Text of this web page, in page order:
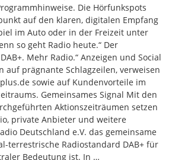
Die Hörfunkspots
auf den klaren, digitalen Empfang
im Auto oder in der Freizeit unter
so geht Radio heute.“ Der
Mehr Radio.“ Anzeigen und Social
auf prägnante Schlagzeilen, verweisen
sowie auf Kundenvorteile im
Gemeinsames Signal Mit den
Aktionszeiträumen setzen
private Anbieter und weitere
Deutschland e.V. das gemeinsame
terrestrische Radiostandard DAB+ für
Bedeutung ist. In …